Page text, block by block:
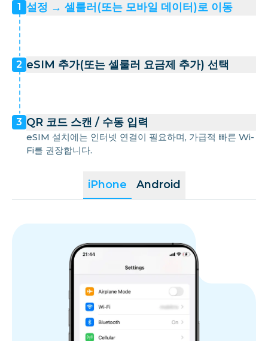
iPhone Android
1 설정 → 셀룰러(또는 모바일 데이터)로 이동
2 eSIM 추가(또는 셀룰러 요금제 추가) 선택
3 QR 코드 스캔 / 수동 입력
eSIM 설치에는 인터넷 연결이 필요하며, 가급적 빠른 Wi-
Fi를 권장합니다.